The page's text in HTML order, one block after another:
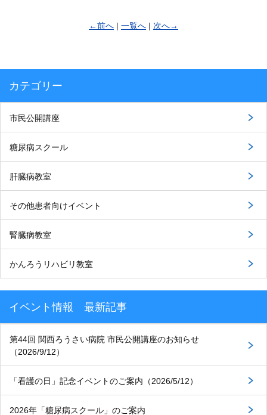
←前へ | 一覧へ | 次へ→
カテゴリー
市民公開講座
糖尿病スクール
肝臓病教室
その他患者向けイベント
腎臓病教室
かんろうリハビリ教室
イベント情報 最新記事
第44回 関西ろうさい病院 市民公開講座のお知らせ
（2026/9/12）
「看護の日」記念イベントのご案内（2026/5/12）
2026年「糖尿病スクール」のご案内